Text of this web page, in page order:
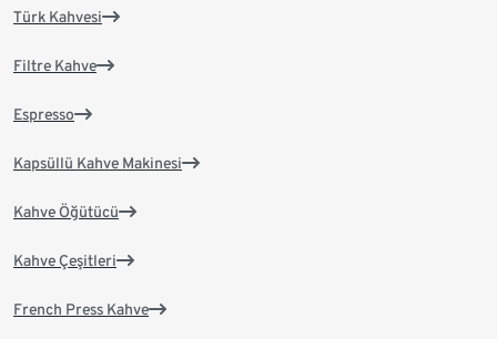
Türk Kahvesi
Filtre Kahve
Espresso
Kapsüllü Kahve Makinesi
Kahve Öğütücü
Kahve Çeşitleri
French Press Kahve